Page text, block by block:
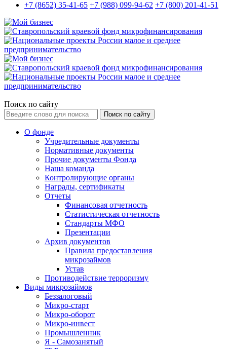
+7 (8652) 35-41-65 +7 (988) 099-94-62 +7 (800) 201-41-51
Поиск по сайту
Поиск по сайту
О фонде
Учредительные документы
Нормативные документы
Прочие документы Фонда
Наша команда
Контролирующие органы
Награды, сертификаты
Отчеты
Финансовая отчетность
Статистическая отчетность
Стандарты МФО
Презентации
Архив документов
Правила предоставления
микрозаймов
Устав
Противодействие терроризму
Виды микрозаймов
Беззалоговый
Микро-старт
Микро-оборот
Микро-инвест
Промышленник
Я - Самозанятый